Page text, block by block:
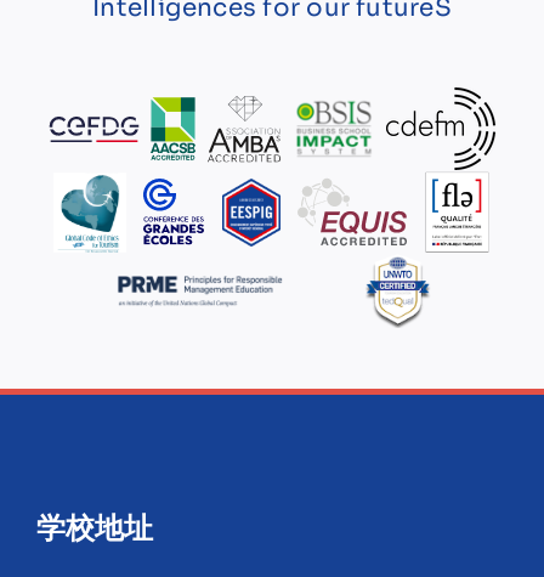
Intelligences for our futureS
学校地址